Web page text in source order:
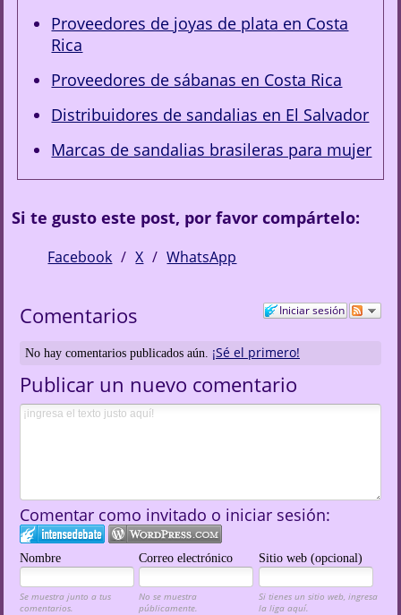
Proveedores de joyas de plata en Costa
Rica
Proveedores de sábanas en Costa Rica
Distribuidores de sandalias en El Salvador
Marcas de sandalias brasileras para mujer
Si te gusto este post, por favor compártelo:
Facebook X WhatsApp
Iniciar sesión
Comentarios
No hay comentarios publicados aún. ¡Sé el primero!
Publicar un nuevo comentario
Comentar como invitado o iniciar sesión:
Nombre Correo electrónico Sitio web (opcional)
Se muestra junto a tus
comentarios.
No se muestra
públicamente.
Si tienes un sitio web, ingresa
la liga aquí.